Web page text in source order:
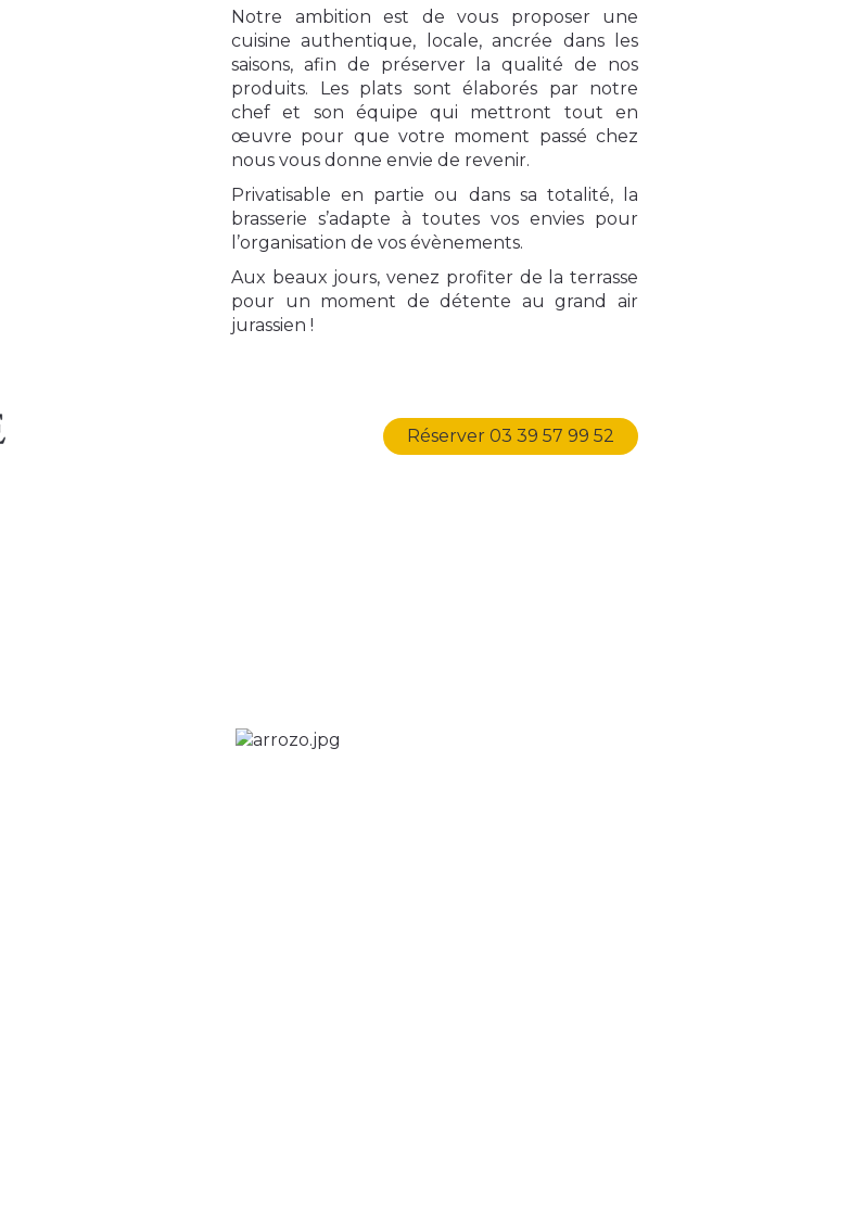
Notre ambition est de vous proposer une
cuisine authentique, locale, ancrée dans les
saisons, afin de préserver la qualité de nos
produits. Les plats sont élaborés par notre
chef et son équipe qui mettront tout en
œuvre pour que votre moment passé chez
nous vous donne envie de revenir.
Privatisable en partie ou dans sa totalité, la
brasserie s’adapte à toutes vos envies pour
l’organisation de vos évènements.
Aux beaux jours, venez profiter de la terrasse
pour un moment de détente au grand air
jurassien !
Réserver 03 39 57 99 52